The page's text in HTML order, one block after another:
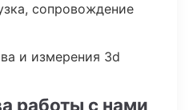
сопровождение
и измерения 3d
работы с нами